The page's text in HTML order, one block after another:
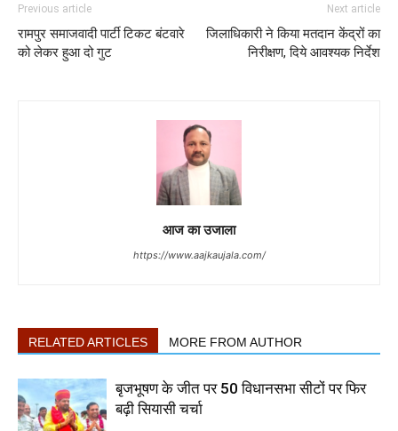
Previous article
रामपुर समाजवादी पार्टी टिकट बंटवारे
को लेकर हुआ दो गुट
Next article
जिलाधिकारी ने किया मतदान केंद्रों का
निरीक्षण, दिये आवश्यक निर्देश
आज का उजाला
https://www.aajkaujala.com/
RELATED ARTICLES MORE FROM AUTHOR
बृजभूषण के जीत पर 50 विधानसभा सीटों पर फिर
बढ़ी सियासी चर्चा